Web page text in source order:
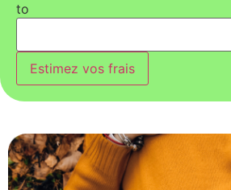
to
Estimez vos frais